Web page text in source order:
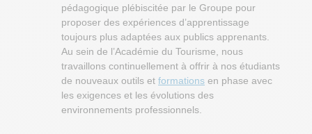
pédagogique plébiscitée par le Groupe pour
proposer des expériences d’apprentissage
toujours plus adaptées aux publics apprenants.
Au sein de l’Académie du Tourisme, nous
travaillons continuellement à offrir à nos étudiants
de nouveaux outils et formations en phase avec
les exigences et les évolutions des
environnements professionnels.